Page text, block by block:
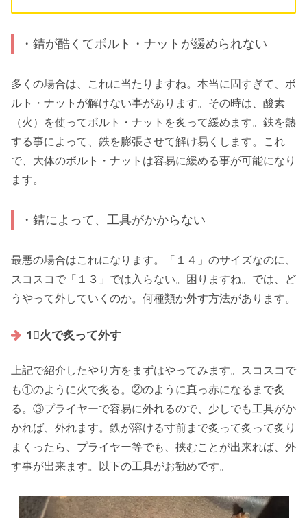
・錆が酷くてボルト・ナットが緩められない
多くの場合は、これに当たりますね。本当に固すぎて、ボ
ルト・ナットが解けない事があります。その時は、酸素
（火）を使ってボルト・ナットを炙って緩めます。鉄を熱
する事によって、鉄を膨張させて解け易くします。これ
で、大体のボルト・ナットは容易に緩める事が可能になり
ます。
・錆によって、工具がかからない
最悪の場合はこれになります。「１４」のサイズなのに、
スコスコで「１３」では入らない。困りますね。では、ど
うやって外していくのか。何種類か外す方法があります。
1⃣火で炙って外す
上記で紹介したやり方をまずはやってみます。スコスコで
も①のように火で炙る。②のように真っ赤になるまで炙
る。③プライヤーで容易に外れるので、少しでも工具がか
かれば、外れます。鉄が溶ける寸前まで炙って炙って炙り
まくったら、プライヤー等でも、挟むことが出来れば、外
す事が出来ます。以下の工具がお勧めです。